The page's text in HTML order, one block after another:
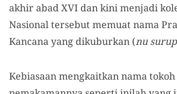
akhir abad XVI dan kini menjadi
Nasional tersebut memuat nama
Kancana yang dikuburkan (nu surup
Kebiasaan mengkaitkan nama